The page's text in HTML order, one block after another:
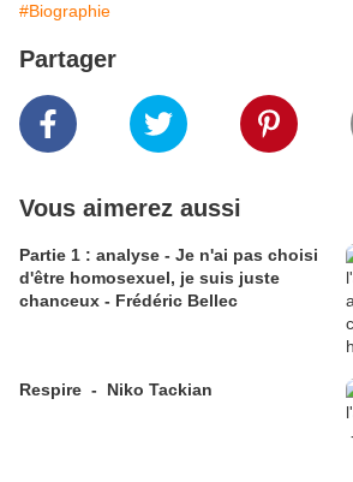
#Biographie
Partager
Vous aimerez aussi
Partie 1 : analyse - Je n'ai pas choisi
d'être homosexuel, je suis juste
chanceux - Frédéric Bellec
Respire - Niko Tackian